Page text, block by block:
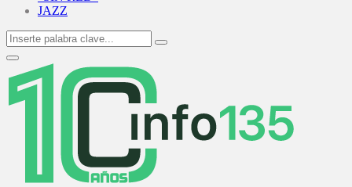
JAZZ
Search
for:
Search
Primary
Menu